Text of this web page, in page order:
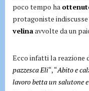
poco tempo ha
protagoniste
velinaavvolte da un
Ecco infatti la reazione
pazzesca Eli“, “Abito e
lavoro betta un salutone